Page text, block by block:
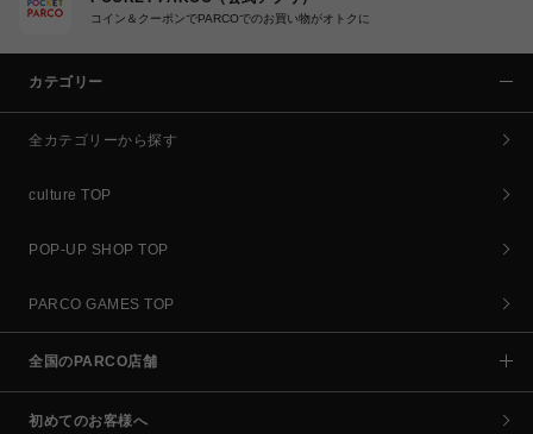
コイン＆クーポンでPARCOでのお買い物がオトクに
カテゴリー
全カテゴリーから探す
culture TOP
POP-UP SHOP TOP
PARCO GAMES TOP
全国のPARCO店舗
初めてのお客様へ